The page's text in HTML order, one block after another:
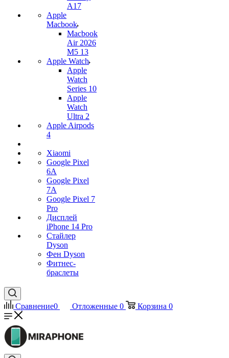
A17
Apple
Macbook
Macbook
Air 2026
M5 13
Apple Watch
Apple
Watch
Series 10
Apple
Watch
Ultra 2
Apple Airpods
4
Xiaomi
Google Pixel
6A
Google Pixel
7А
Google Pixel 7
Pro
Дисплей
iPhone 14 Pro
Стайлер
Dyson
Фен Dyson
Фитнес-
браслеты
Сравнение0 Отложенные 0 Корзина 0